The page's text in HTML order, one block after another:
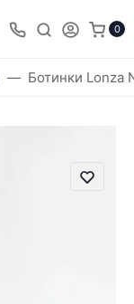
0
Ботинки Lonza